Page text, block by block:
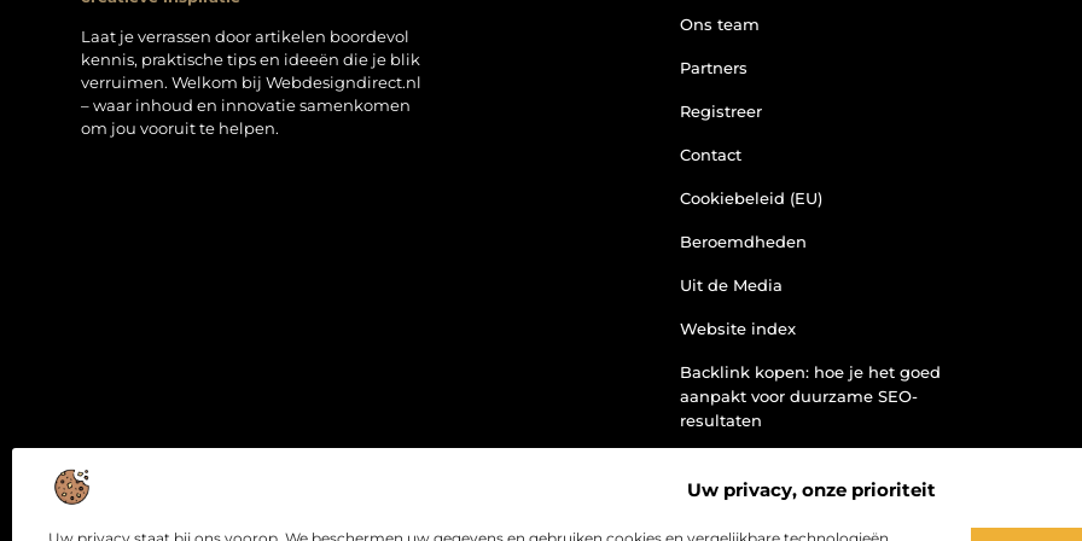
Uw privacy, onze prioriteit
Laat je verrassen door artikelen boordevol
kennis, praktische tips en ideeën die je blik
verruimen. Welkom bij Webdesigndirect.nl
– waar inhoud en innovatie samenkomen
om jou vooruit te helpen.
Ons team
Partners
Registreer
Contact
Cookiebeleid (EU)
Beroemdheden
Uit de Media
Website index
Backlink kopen: hoe je het goed
aanpakt voor duurzame SEO-
resultaten
website? Ontdek hoe jij van je site